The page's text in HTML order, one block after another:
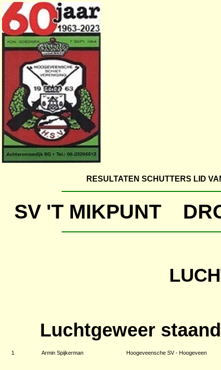
RESULTATEN SCHUTTERS LID
SV 'T MIKPUNT
Luchtgeweer
1 Armin Spijkerman Hoogeveensche SV - Hoogeveen